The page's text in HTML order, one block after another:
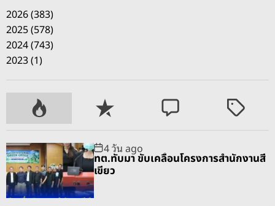
2026 (383)
2025 (578)
2024 (743)
2023 (1)
P
o
p
u
l
a
r
R
e
c
e
n
C
o
m
m
e
T
g
g
e
4 วัน ago
ทต.ทับมา ขับเคลื่อนโครงการสำนักงานสี
เขียว